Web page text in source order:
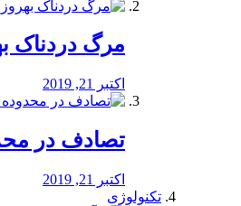
مرگ دردناک
اکتبر 21, 2019
تصادف در
اکتبر 21, 2019
تکنولوژی